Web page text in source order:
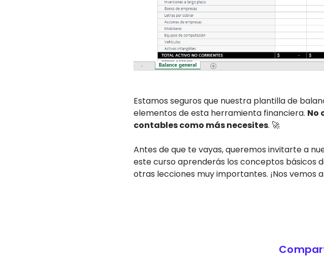
Estamos seguros que nuestra plantilla de
elementos de esta herramienta financiera. No
contables como más necesites. 🚀
Antes de que te vayas, queremos invitarte a
este curso aprenderás los conceptos básicos
otras lecciones muy importantes. ¡Nos vemos